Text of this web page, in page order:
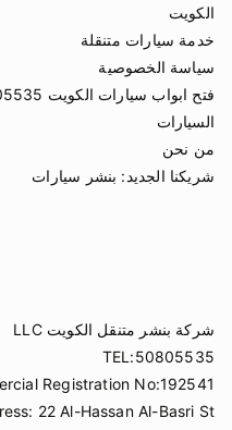
الكويت
خدمة سيارات متنقلة
سياسة الخصوصية
السيارات
من نحن
شريكنا الجديد: بنشر سيارات
شركة بنشر متنقل الكويت LLC
TEL:50805535
Registration No:192541
22 Al-Hassan Al-Basri St